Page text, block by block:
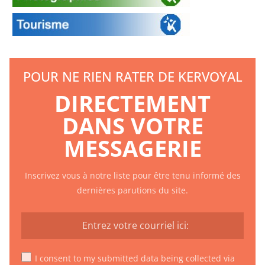
POUR NE RIEN RATER DE KERVOYAL
DIRECTEMENT
DANS VOTRE
MESSAGERIE
Inscrivez vous à notre liste pour être tenu informé des
dernières parutions du site.
I consent to my submitted data being collected via